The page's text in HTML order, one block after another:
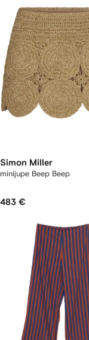
Simon Miller
minijupe Beep Beep
483 €